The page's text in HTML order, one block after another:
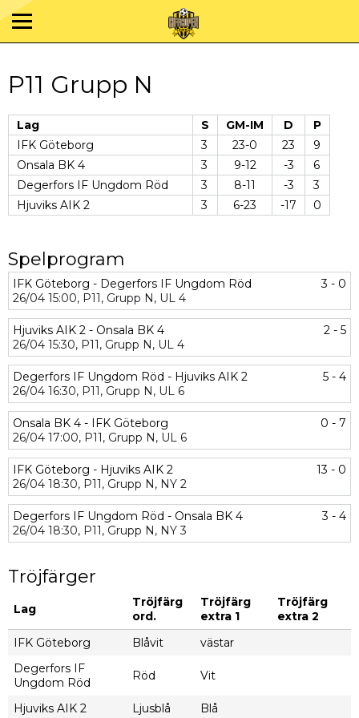
P11 Grupp N
Lag S GM-IM D
P
IFK Göteborg
3 23-0 23
9
Onsala BK 4
3 9-12 -3
6
Degerfors IF Ungdom Röd
3 8-11 -3
3
Hjuviks AIK 2
3 6-23 -17 0
Spelprogram
IFK Göteborg - Degerfors IF Ungdom Röd
3 - 0
26/04 15:00, P11, Grupp N, UL 4
Hjuviks AIK 2 - Onsala BK 4
2 - 5
26/04 15:30, P11, Grupp N, UL 4
Degerfors IF Ungdom Röd - Hjuviks AIK 2
5 - 4
26/04 16:30, P11, Grupp N, UL 6
Onsala BK 4 - IFK Göteborg
0 - 7
26/04 17:00, P11, Grupp N, UL 6
IFK Göteborg - Hjuviks AIK 2
13 - 0
26/04 18:30, P11, Grupp N, NY 2
Degerfors IF Ungdom Röd - Onsala BK 4
3 - 4
26/04 18:30, P11, Grupp N, NY 3
Tröjfärger
Lag
Tröjfärg
ord.
Tröjfärg
extra 1
Tröjfärg
extra 2
IFK Göteborg
Blåvit
västar
Degerfors IF
Ungdom Röd
Röd Vit
Hjuviks AIK 2 Ljusblå Blå